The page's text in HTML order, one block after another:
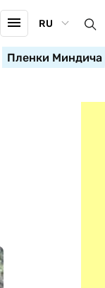
RU
Пленки Миндича